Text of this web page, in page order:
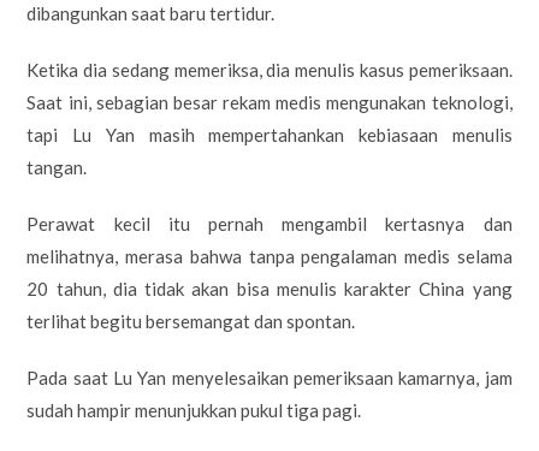
dibangunkan saat baru tertidur.
Ketika dia sedang memeriksa, dia menulis kasus pemeriksaan.
Saat ini, sebagian besar rekam medis mengunakan teknologi,
tapi Lu Yan masih mempertahankan kebiasaan menulis
tangan.
Perawat kecil itu pernah mengambil kertasnya dan
melihatnya, merasa bahwa tanpa pengalaman medis selama
20 tahun, dia tidak akan bisa menulis karakter China yang
terlihat begitu bersemangat dan spontan.
Pada saat Lu Yan menyelesaikan pemeriksaan kamarnya, jam
sudah hampir menunjukkan pukul tiga pagi.